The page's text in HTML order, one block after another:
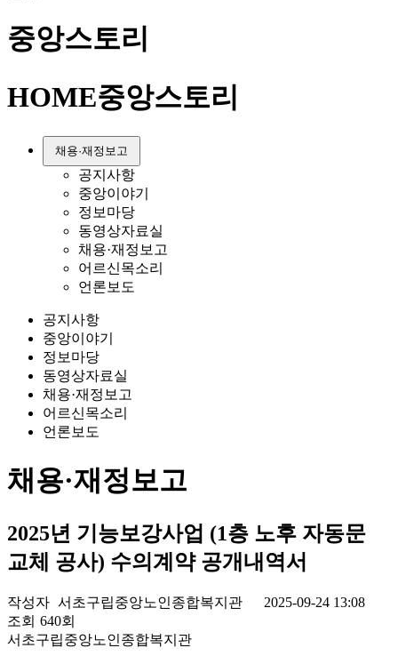
중앙스토리
HOME중앙스토리
채용·재정보고
공지사항
중앙이야기
정보마당
동영상자료실
채용·재정보고
어르신목소리
언론보도
공지사항
중앙이야기
정보마당
동영상자료실
채용·재정보고
어르신목소리
언론보도
채용·재정보고
2025년 기능보강사업 (1층 노후 자동문
교체 공사) 수의계약 공개내역서
작성자 서초구립중앙노인종합복지관
2025-09-24 13:08
조회 640회
서초구립중앙노인종합복지관